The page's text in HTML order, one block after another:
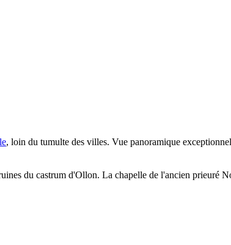
, loin du tumulte des villes. Vue panoramique
du castrum d'Ollon. La chapelle de l'ancien prieuré